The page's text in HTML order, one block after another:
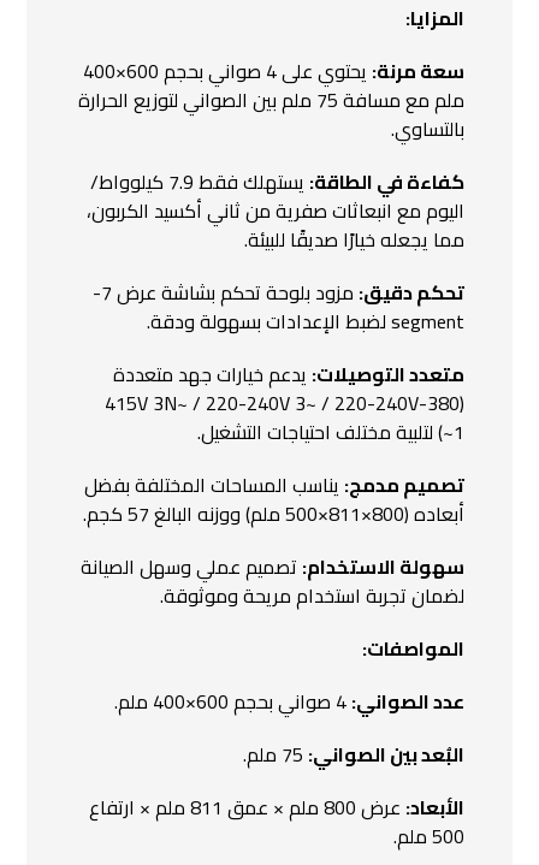
المزايا:
سعة مرنة:
يحتوي على 4 صواني بحجم 600×400
ملم مع مسافة 75 ملم بين الصواني لتوزيع الحرارة
بالتساوي.
كفاءة في الطاقة:
يستهلك فقط 7.9 كيلوواط/
اليوم مع انبعاثات صفرية من ثاني أكسيد الكربون،
مما يجعله خيارًا صديقًا للبيئة.
تحكم دقيق:
مزود بلوحة تحكم بشاشة عرض 7-
segment لضبط الإعدادات بسهولة ودقة.
متعدد التوصيلات: يدعم خيارات جهد متعددة
(380-415V 3N~ / 220-240V 3~ / 220-240V
1~) لتلبية مختلف احتياجات التشغيل.
تصميم مدمج: يناسب المساحات المختلفة بفضل
أبعاده (800×811×500 ملم) ووزنه البالغ 57 كجم.
سهولة الاستخدام: تصميم عملي وسهل الصيانة
لضمان تجربة استخدام مريحة وموثوقة.
المواصفات:
عدد الصواني:4 صواني بحجم 600×400 ملم.
البُعد بين الصواني:
الأبعاد:
عرض 800 ملم × عمق 811 ملم × ارتفاع
500 ملم.